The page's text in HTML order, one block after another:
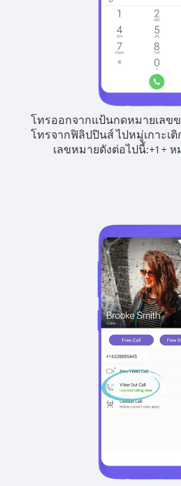
โทรออกจากแป้นกดหมายเลขข
โทรจากฟิลิปปินส์ ไปหมู่เกาะเติ
เลขหมายดังต่อไปนี้:+1 + ห